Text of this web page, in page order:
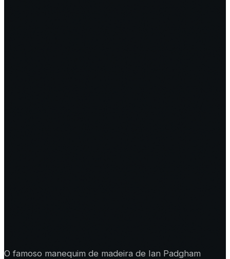
O famoso manequim de madeira de Ian Padgham